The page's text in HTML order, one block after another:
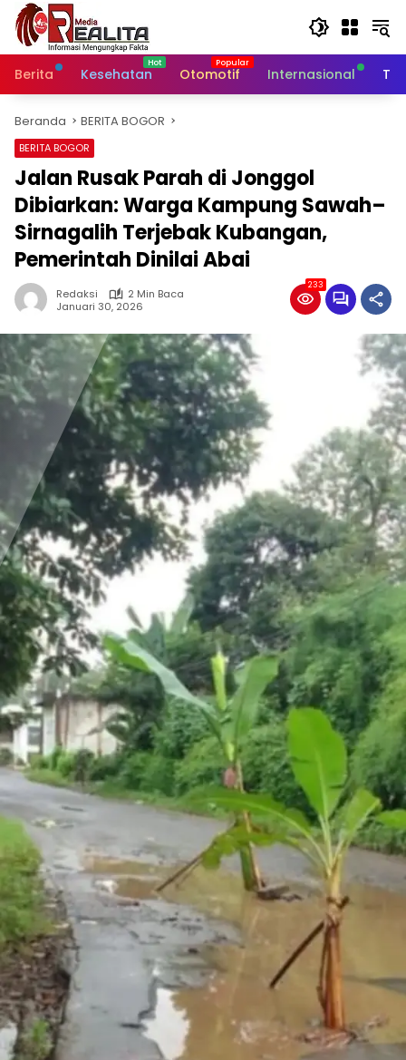
Langsung
konten
Berita
Kesehatan Otomotif Internasional
Beranda BERITA BOGOR
BERITA BOGOR
Jalan Rusak Parah di Jonggol
Dibiarkan: Warga Kampung Sawah–
Sirnagalih Terjebak Kubangan,
Pemerintah Dinilai Abai
Redaksi
2 Min Baca
Januari 30, 2026
233